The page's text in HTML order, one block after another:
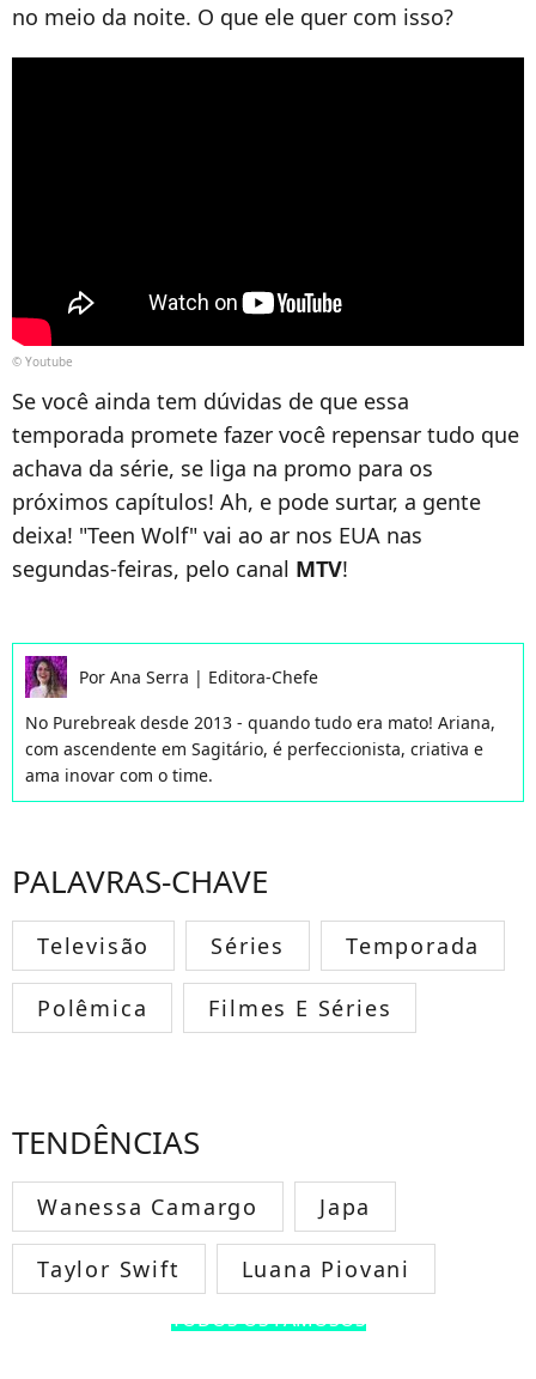
no meio da noite. O que ele quer com isso?
© Youtube
Se você ainda tem dúvidas de que essa
temporada promete fazer você repensar tudo que
achava da série, se liga na promo para os
próximos capítulos! Ah, e pode surtar, a gente
deixa! "Teen Wolf" vai ao ar nos EUA nas
segundas-feiras, pelo canal MTV!
Por Ana Serra | Editora-Chefe
No Purebreak desde 2013 - quando tudo era mato! Ariana,
com ascendente em Sagitário, é perfeccionista, criativa e
ama inovar com o time.
PALAVRAS-CHAVE
Televisão Séries Temporada
Polêmica Filmes E Séries
TENDÊNCIAS
Wanessa Camargo Japa
Taylor Swift Luana Piovani
TODOS OS FAMOSOS